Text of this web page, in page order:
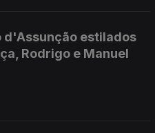
d'Assunção estilados
Rodrigo e Manuel